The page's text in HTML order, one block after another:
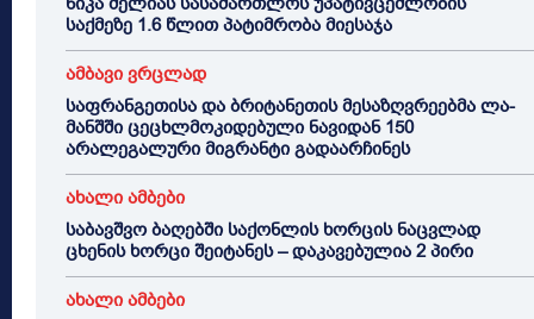
საქმეზე 1.6 წლით პატიმრობა მიესაჯა
ამბავი ვრცლად
საფრანგეთისა და ბრიტანეთის მესაზღვრეებმა ლა-
მანშში ცეცხლმოკიდებული ნავიდან 150
არალეგალური მიგრანტი გადაარჩინეს
ახალი ამბები
საბავშვო ბაღებში საქონლის ხორცის ნაცვლად
ცხენის ხორცი შეიტანეს – დაკავებულია 2 პირი
ახალი ამბები